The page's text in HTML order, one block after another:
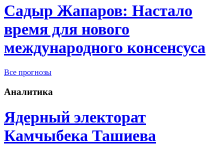
Садыр Жапаров: Настало
время для нового
международного консенсуса
Все прогнозы
Аналитика
Ядерный электорат
Камчыбека Ташиева